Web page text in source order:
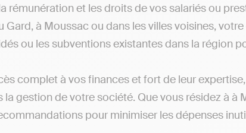
rémunération et les droits de vos salariés ou
Gard, à Moussac ou dans les villes voisines,
ou les subventions existantes dans la région
complet à vos finances et fort de leur
gestion de votre société. Que vous résidez à à
pour minimiser les dépenses